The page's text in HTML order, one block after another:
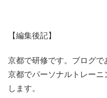
【編集後記】
京都で研修です。ブログで
京都でパーソナルトレー
します。